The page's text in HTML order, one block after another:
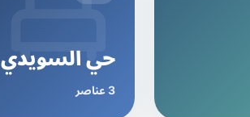
حي السويدي
3 عناصر